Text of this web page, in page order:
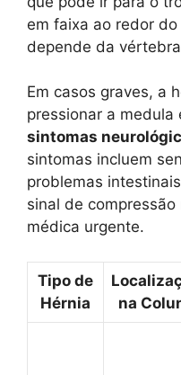
em faixa ao redor
depende da
Em casos graves, a
pressionar a medula
sintomas
sintomas incluem
problemas
sinal de
médica urgente.
Tipo de
Hérnia
na